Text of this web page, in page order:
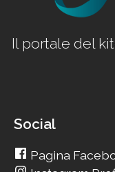
Il portale del
Social
Pagina